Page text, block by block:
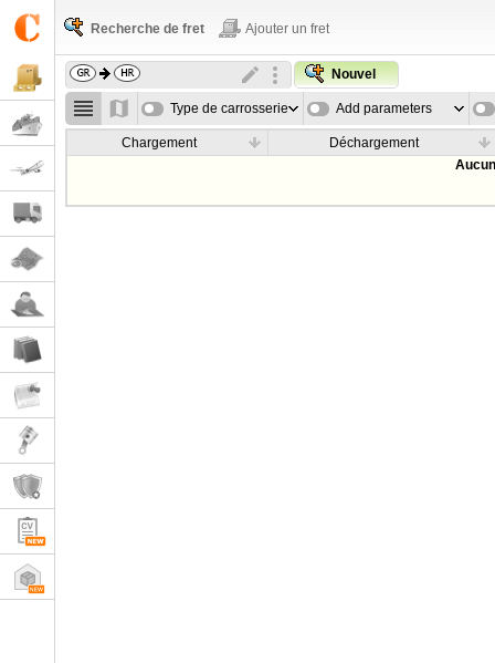
Recherche de fret Ajouter un fret
Nouvel
Type de carrosserie Add parameters
Chargement
Déchargement